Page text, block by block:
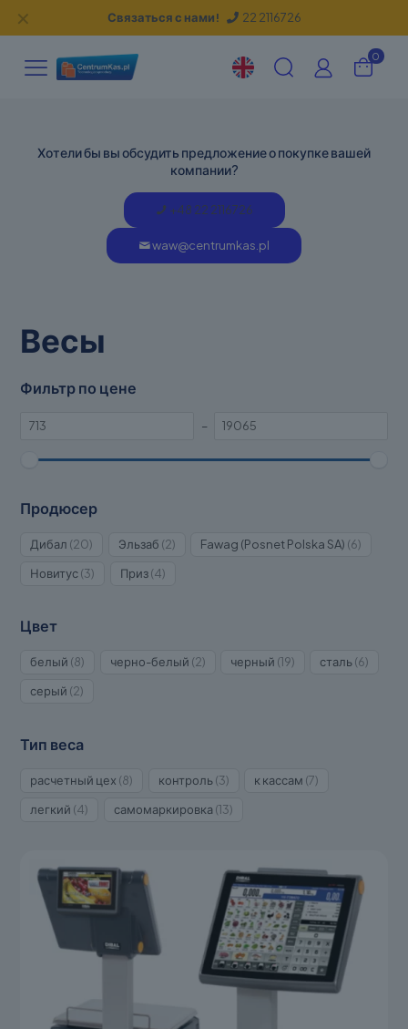
Связаться с нами! 22 2116726
✕
0
Хотели бы вы обсудить предложение о покупке вашей
компании?
+48 22 2116726
waw@centrumkas.pl
Весы
Фильтр по цене
–
Продюсер
Дибал 2020
Эльзаб 22
Fawag (Posnet Polska SA) 66
Новитус 33
Приз 44
Цвет
белый 88
черно-белый 22
черный 1919
сталь 66
серый 22
Тип веса
расчетный цех 88
контроль 33
к кассам 77
легкий 44
самомаркировка 1313